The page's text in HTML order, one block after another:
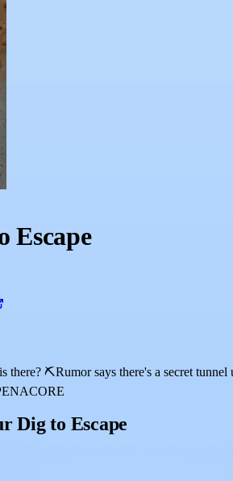
Escape
⛏️Rumor says there's a secret
Dig to Escape